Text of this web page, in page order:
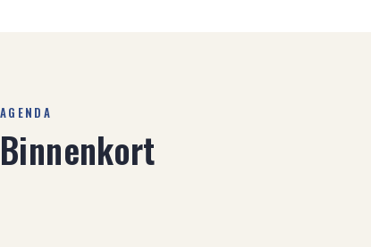
AGENDA
Binnenkort